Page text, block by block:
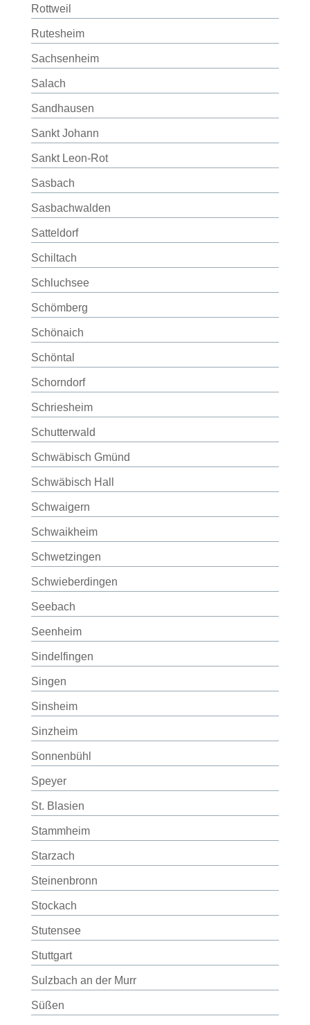
Rottweil
Rutesheim
Sachsenheim
Salach
Sandhausen
Sankt Johann
Sankt Leon-Rot
Sasbach
Sasbachwalden
Satteldorf
Schiltach
Schluchsee
Schömberg
Schönaich
Schöntal
Schorndorf
Schriesheim
Schutterwald
Schwäbisch Gmünd
Schwäbisch Hall
Schwaigern
Schwaikheim
Schwetzingen
Schwieberdingen
Seebach
Seenheim
Sindelfingen
Singen
Sinsheim
Sinzheim
Sonnenbühl
Speyer
St. Blasien
Stammheim
Starzach
Steinenbronn
Stockach
Stutensee
Stuttgart
Sulzbach an der Murr
Süßen